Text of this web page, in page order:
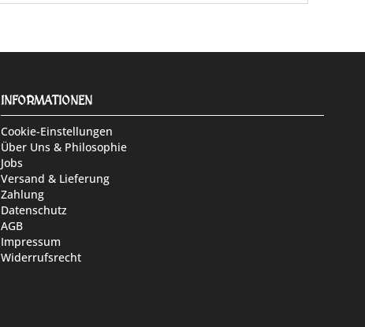
INFORMATIONEN
Cookie-Einstellungen
Über Uns & Philosophie
Jobs
Versand & Lieferung
Zahlung
Datenschutz
AGB
Impressum
Widerrufsrecht